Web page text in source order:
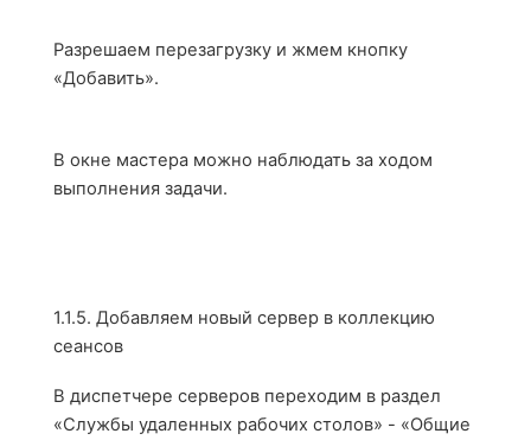
Разрешаем перезагрузку и жмем кнопку
«Добавить».
В окне мастера можно наблюдать за ходом
выполнения задачи.
1.1.5. Добавляем новый сервер в коллекцию
сеансов
В диспетчере серверов переходим в раздел
«Службы удаленных рабочих столов» - «Общие